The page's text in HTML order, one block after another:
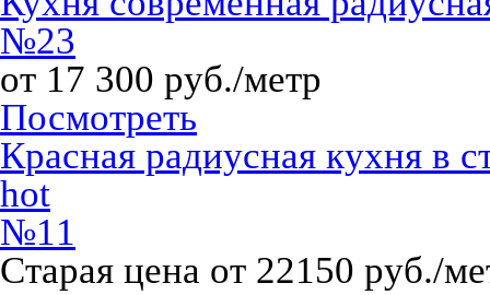
№23
от 17 300 руб./метр
Посмотреть
Красная радиусная кухня в
hot
№11
Старая цена от 22150 руб./